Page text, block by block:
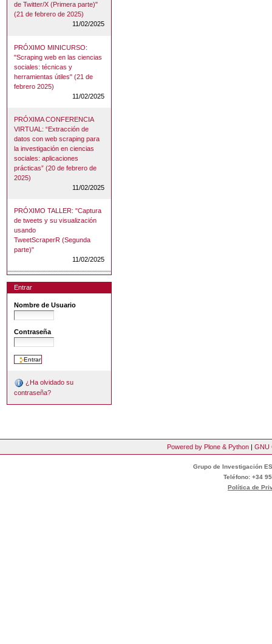
de Twitter/X (Primera parte)"
(21 de febrero de 2025)
11/02/2025
PRÓXIMO MINICURSO:
"Scraping web en las ciencias
sociales: técnicas y
herramientas útiles" (21 de
febrero 2025)
11/02/2025
PRÓXIMA CONFERENCIA
VIRTUAL: “Extracción de
datos con web scraping para
la investigación en ciencias
sociales: aplicaciones
prácticas” (20 de febrero de
2025)
11/02/2025
PRÓXIMO TALLER: "Captura
de tweets y su visualización
usando
TweetScraperR (Segunda
parte)"
11/02/2025
Entrar
Nombre de Usuario
Contraseña
¿Ha olvidado su
contraseña?
Powered by Plone & Python | GNU
Grupo de Investigación
Teléfono: +34
Política de